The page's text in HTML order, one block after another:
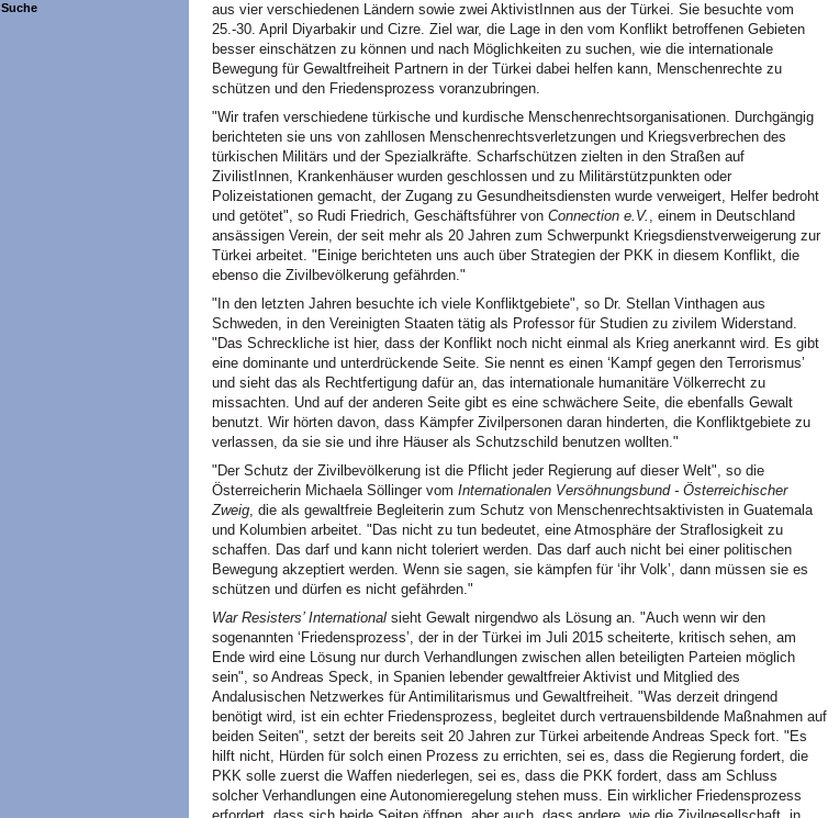
Suche
aus vier verschiedenen Ländern sowie zwei AktivistInnen aus der Türkei. Sie besuchte vom
25.-30. April Diyarbakir und Cizre. Ziel war, die Lage in den vom Konflikt betroffenen Gebieten
besser einschätzen zu können und nach Möglichkeiten zu suchen, wie die internationale
Bewegung für Gewaltfreiheit Partnern in der Türkei dabei helfen kann, Menschenrechte zu
schützen und den Friedensprozess voranzubringen.
"Wir trafen verschiedene türkische und kurdische Menschenrechtsorganisationen. Durchgängig
berichteten sie uns von zahllosen Menschenrechtsverletzungen und Kriegsverbrechen des
türkischen Militärs und der Spezialkräfte. Scharfschützen zielten in den Straßen auf
ZivilistInnen, Krankenhäuser wurden geschlossen und zu Militärstützpunkten oder
Polizeistationen gemacht, der Zugang zu Gesundheitsdiensten wurde verweigert, Helfer bedroht
und getötet", so Rudi Friedrich, Geschäftsführer von Connection e.V. , einem in Deutschland
ansässigen Verein, der seit mehr als 20 Jahren zum Schwerpunkt Kriegsdienstverweigerung zur
Türkei arbeitet. "Einige berichteten uns auch über Strategien der PKK in diesem Konflikt, die
ebenso die Zivilbevölkerung gefährden."
"In den letzten Jahren besuchte ich viele Konfliktgebiete", so Dr. Stellan Vinthagen aus
Schweden, in den Vereinigten Staaten tätig als Professor für Studien zu zivilem Widerstand.
"Das Schreckliche ist hier, dass der Konflikt noch nicht einmal als Krieg anerkannt wird. Es gibt
eine dominante und unterdrückende Seite. Sie nennt es einen ‘Kampf gegen den Terrorismus’
und sieht das als Rechtfertigung dafür an, das internationale humanitäre Völkerrecht zu
missachten. Und auf der anderen Seite gibt es eine schwächere Seite, die ebenfalls Gewalt
benutzt. Wir hörten davon, dass Kämpfer Zivilpersonen daran hinderten, die Konfliktgebiete zu
verlassen, da sie sie und ihre Häuser als Schutzschild benutzen wollten."
"Der Schutz der Zivilbevölkerung ist die Pflicht jeder Regierung auf dieser Welt", so die
Österreicherin Michaela Söllinger vom Internationalen Versöhnungsbund - Österreichischer
Zweig, die als gewaltfreie Begleiterin zum Schutz von Menschenrechtsaktivisten in Guatemala
und Kolumbien arbeitet. "Das nicht zu tun bedeutet, eine Atmosphäre der Straflosigkeit zu
schaffen. Das darf und kann nicht toleriert werden. Das darf auch nicht bei einer politischen
Bewegung akzeptiert werden. Wenn sie sagen, sie kämpfen für ‘ihr Volk’, dann müssen sie es
schützen und dürfen es nicht gefährden."
War Resisters’ International sieht Gewalt nirgendwo als Lösung an. "Auch wenn wir den
sogenannten ‘Friedensprozess’, der in der Türkei im Juli 2015 scheiterte, kritisch sehen, am
Ende wird eine Lösung nur durch Verhandlungen zwischen allen beteiligten Parteien möglich
sein", so Andreas Speck, in Spanien lebender gewaltfreier Aktivist und Mitglied des
Andalusischen Netzwerkes für Antimilitarismus und Gewaltfreiheit. "Was derzeit dringend
benötigt wird, ist ein echter Friedensprozess, begleitet durch vertrauensbildende Maßnahmen auf
beiden Seiten", setzt der bereits seit 20 Jahren zur Türkei arbeitende Andreas Speck fort. "Es
hilft nicht, Hürden für solch einen Prozess zu errichten, sei es, dass die Regierung fordert, die
PKK solle zuerst die Waffen niederlegen, sei es, dass die PKK fordert, dass am Schluss
solcher Verhandlungen eine Autonomieregelung stehen muss. Ein wirklicher Friedensprozess